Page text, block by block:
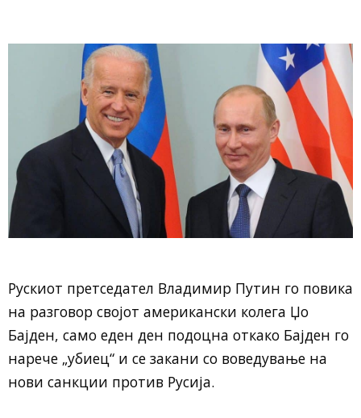
Рускиот претседател Владимир Путин го повика
на разговор својот американски колега Џо
Бајден, само еден ден подоцна откако Бајден го
нарече „убиец“ и се закани со воведување на
нови санкции против Русија.